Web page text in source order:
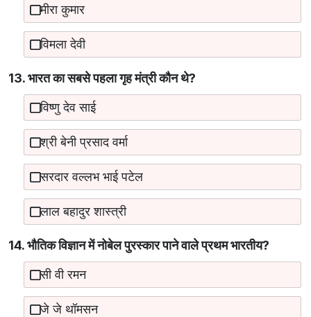
मीरा कुमार
विमला देवी
13. भारत का सबसे पहला गृह मंत्री कौन थे?
विष्‍णु देव साई
श्री बेनी प्रसाद वर्मा
सरदार वल्लभ भाई पटेल
लाल बहादुर शास्त्री
14. भौतिक विज्ञान में नोबेल पुरस्कार पाने वाले प्रथम भारतीय?
सी वी रमन
जे जे थॉमसन